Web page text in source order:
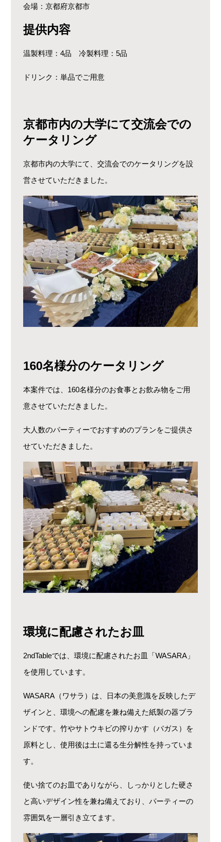
会場：京都府京都市
提供内容
温製料理：4品 冷製料理：5品
ドリンク：単品でご用意
京都市内の大学にて交流会での
ケータリング
京都市内の大学にて、交流会でのケータリングを設
営させていただきました。
160名様分のケータリング
本案件では、160名様分のお食事とお飲み物をご用
意させていただきました。
大人数のパーティーでおすすめのプランをご提供さ
せていただきました。
環境に配慮されたお皿
2ndTableでは、環境に配慮されたお皿「WASARA」
を使用しています。
WASARA（ワサラ）は、日本の美意識を反映したデ
ザインと、環境への配慮を兼ね備えた紙製の器ブラ
ンドです。竹やサトウキビの搾りかす（バガス）を
原料とし、使用後は土に還る生分解性を持っていま
す。
使い捨てのお皿でありながら、しっかりとした硬さ
と高いデザイン性を兼ね備えており、パーティーの
雰囲気を一層引き立てます。